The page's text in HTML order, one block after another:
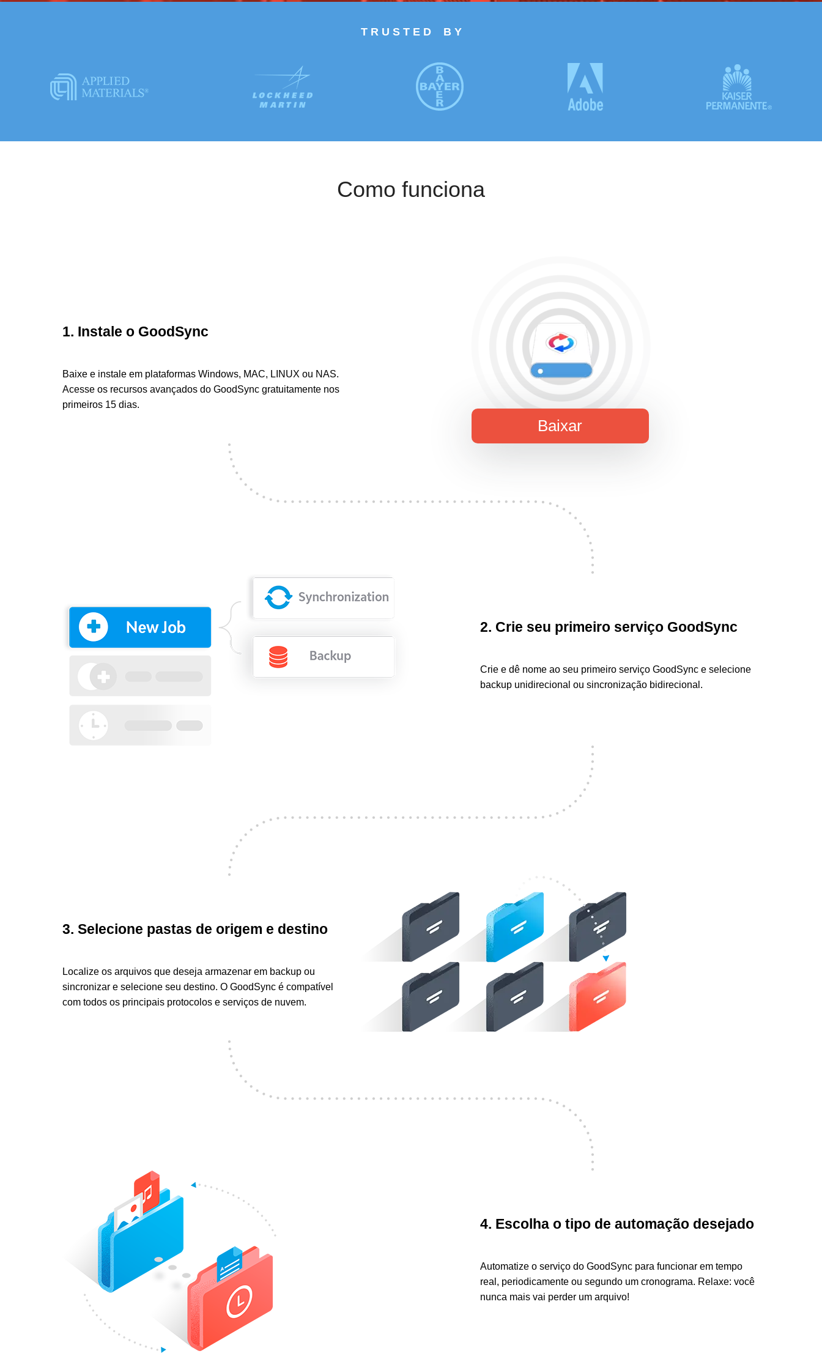
T R U S T E D B Y
Como funciona
1. Instale o GoodSync
Baixe e instale em plataformas Windows, MAC, LINUX ou NAS.
Acesse os recursos avançados do GoodSync gratuitamente nos
primeiros 15 dias.
Baixar
2. Crie seu primeiro serviço GoodSync
Crie e dê nome ao seu primeiro serviço GoodSync e selecione
backup unidirecional ou sincronização bidirecional.
3. Selecione pastas de origem e destino
Localize os arquivos que deseja armazenar em backup ou
sincronizar e selecione seu destino. O GoodSync é compatível
com todos os principais protocolos e serviços de nuvem.
4. Escolha o tipo de automação desejado
Automatize o serviço do GoodSync para funcionar em tempo
real, periodicamente ou segundo um cronograma. Relaxe: você
nunca mais vai perder um arquivo!